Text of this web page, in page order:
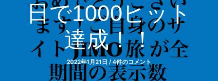
日で1000ヒット
達成！！
2022年1月21日 /4件のコメント